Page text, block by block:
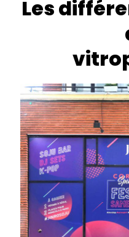
Chez PARISTIC, nous
la décoration de vitrines
Idéale pour les
commerciaux, la
espaces de
Donnez
Les